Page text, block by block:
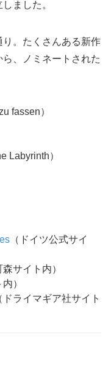
ました。
。たくさんある新作
、ノミネートされた
fassen）
Labyrinth）
（ドイツ公式サイ
森サイト内）
）
ドライマギア社サイト